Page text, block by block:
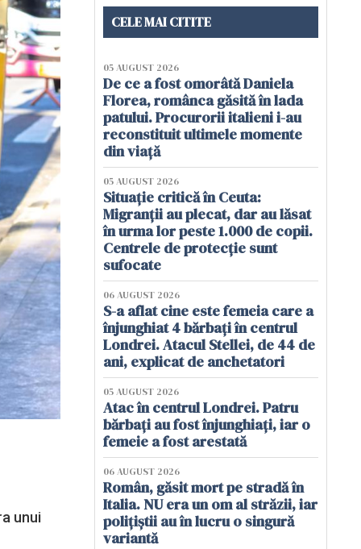
unui
CELE MAI CITITE
05 AUGUST 2026
De ce a fost omorâtă Daniela
Florea, românca găsită în lada
patului. Procurorii italieni i-au
reconstituit ultimele momente
din viață
05 AUGUST 2026
Situație critică în Ceuta:
Migranții au plecat, dar au lăsat
în urma lor peste 1.000 de copii.
Centrele de protecție sunt
sufocate
06 AUGUST 2026
S-a aflat cine este femeia care a
înjunghiat 4 bărbați în centrul
Londrei. Atacul Stellei, de 44 de
ani, explicat de anchetatori
05 AUGUST 2026
Atac în centrul Londrei. Patru
bărbați au fost înjunghiați, iar o
femeie a fost arestată
06 AUGUST 2026
Român, găsit mort pe stradă în
Italia. NU era un om al străzii, iar
polițiștii au în lucru o singură
variantă